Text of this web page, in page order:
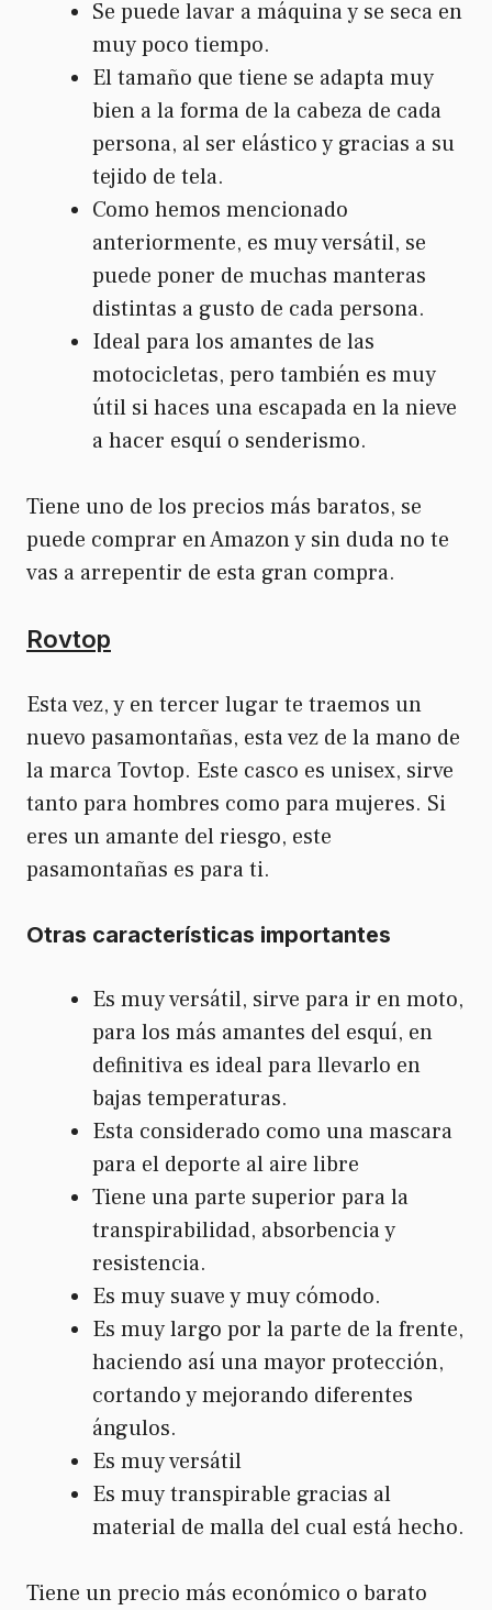
Se puede lavar a máquina y se seca en
muy poco tiempo.
El tamaño que tiene se adapta muy
bien a la forma de la cabeza de cada
persona, al ser elástico y gracias a su
tejido de tela.
Como hemos mencionado
anteriormente, es muy versátil, se
puede poner de muchas manteras
distintas a gusto de cada persona.
Ideal para los amantes de las
motocicletas, pero también es muy
útil si haces una escapada en la nieve
a hacer esquí o senderismo.
Tiene uno de los precios más baratos, se
puede comprar en Amazon y sin duda no te
vas a arrepentir de esta gran compra.
Rovtop
Esta vez, y en tercer lugar te traemos un
nuevo pasamontañas, esta vez de la mano de
la marca Tovtop. Este casco es unisex, sirve
tanto para hombres como para mujeres. Si
eres un amante del riesgo, este
pasamontañas es para ti.
Otras características importantes
Es muy versátil, sirve para ir en moto,
para los más amantes del esquí, en
definitiva es ideal para llevarlo en
bajas temperaturas.
Esta considerado como una mascara
para el deporte al aire libre
Tiene una parte superior para la
transpirabilidad, absorbencia y
resistencia.
Es muy suave y muy cómodo.
Es muy largo por la parte de la frente,
haciendo así una mayor protección,
cortando y mejorando diferentes
ángulos.
Es muy versátil
Es muy transpirable gracias al
material de malla del cual está hecho.
Tiene un precio más económico o barato